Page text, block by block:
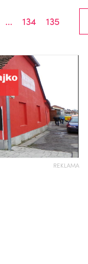
... 134 135
REKLAMA